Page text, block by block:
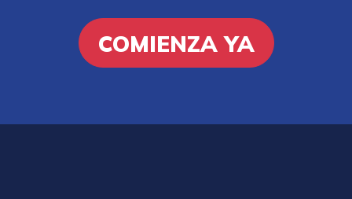
COMIENZA YA